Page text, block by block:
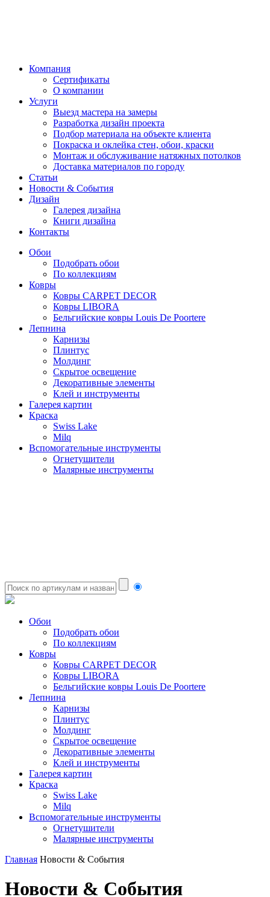
Компания
Сертификаты
О компании
Услуги
Выезд мастера на замеры
Разработка дизайн проекта
Подбор материала на объекте клиента
Покраска и оклейка стен, обои, краски
Монтаж и обслуживание натяжных потолков
Доставка материалов по городу
Статьи
Новости & События
Дизайн
Галерея дизайна
Книги дизайна
Контакты
Обои
Подобрать обои
По коллекциям
Ковры
Ковры CARPET DECOR
Ковры LIBORA
Бельгийские ковры Louis De Poortere
Лепнина
Карнизы
Плинтус
Молдинг
Скрытое освещение
Декоративные элементы
Клей и инструменты
Галерея картин
Краска
Swiss Lake
Milq
Вспомогательные инструменты
Огнетушители
Малярные инструменты
Обои
Подобрать обои
По коллекциям
Ковры
Ковры CARPET DECOR
Ковры LIBORA
Бельгийские ковры Louis De Poortere
Лепнина
Карнизы
Плинтус
Молдинг
Скрытое освещение
Декоративные элементы
Клей и инструменты
Галерея картин
Краска
Swiss Lake
Milq
Вспомогательные инструменты
Огнетушители
Малярные инструменты
Главная Новости & События
Новости & События